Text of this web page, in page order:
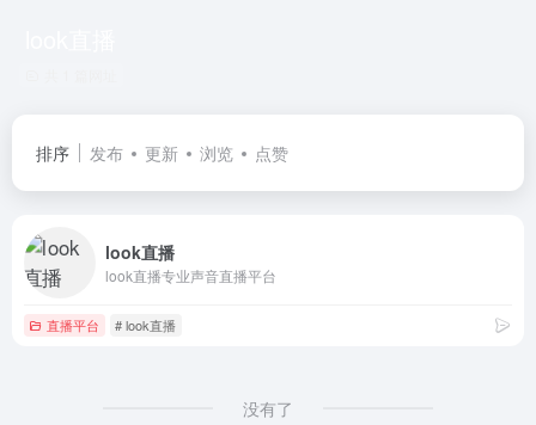
排序 发布 更新 浏览 点赞
look直播
look直播专业声音直播平台
直播平台 # look直播
没有了